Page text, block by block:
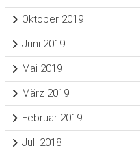
Oktober 2019
Juni 2019
Mai 2019
März 2019
Februar 2019
Juli 2018